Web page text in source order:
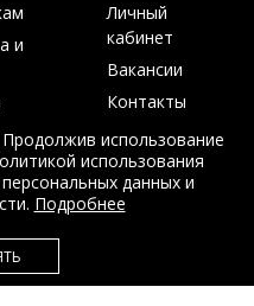
одежды из меха и кожи
2026
и
Личный
кабинет
Вакансии
Контакты
использование
использования
данных и
Подробнее